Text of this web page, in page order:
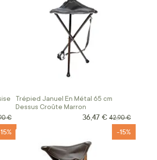
€
Trépied Januel En Métal 65 cm
Dessus Croûte Marron
Prix Spécial
36,47 € Prix normal
42,90 €
-15%